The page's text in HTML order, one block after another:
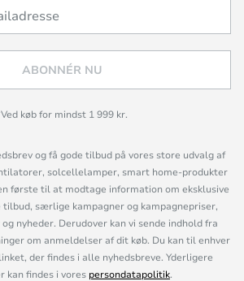
ABONNÉR NU
køb for mindst 1 999 kr.
og få gode tilbud på vores store udvalg af
solcellelamper, smart home-produkter
første til at modtage information om eksklusive
særlige kampagner og kampagnepriser,
nyheder. Derudover kan vi sende indhold fra
om anmeldelser af dit køb. Du kan til enhver
der findes i alle nyhedsbreve. Yderligere
kan findes i vores persondatapolitik.